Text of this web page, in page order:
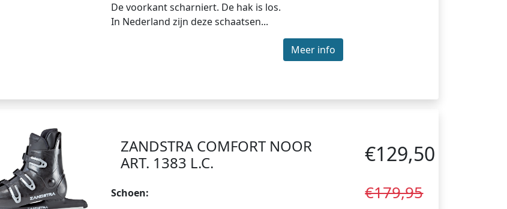
De voorkant scharniert. De hak is los.
In Nederland zijn deze schaatsen...
Meer info
ZANDSTRA COMFORT NOOR
ART. 1383 L.C.
Schoen:
€129,50
€179,95